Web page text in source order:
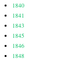
1840
1841
1843
1845
1846
1848